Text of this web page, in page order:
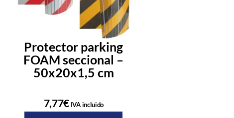
Protector parking
FOAM seccional –
50x20x1,5 cm
7,77€ IVA incluido